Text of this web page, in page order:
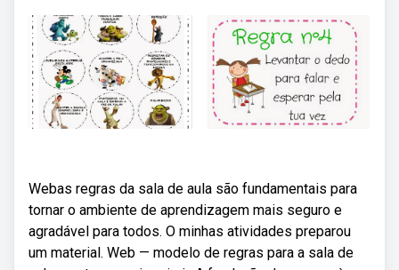
Webas regras da sala de aula são fundamentais para
tornar o ambiente de aprendizagem mais seguro e
agradável para todos. O minhas atividades preparou
um material. Web — modelo de regras para a sala de